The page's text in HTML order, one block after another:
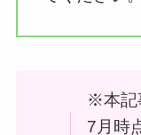
※本記
7月時